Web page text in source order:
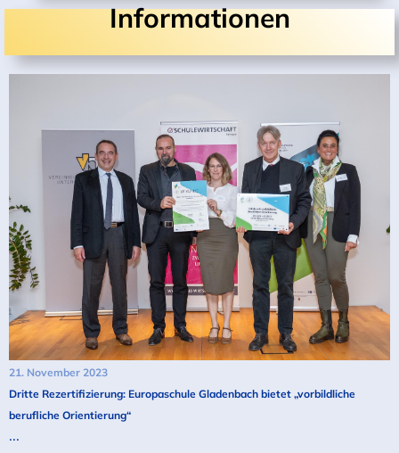
Informationen
21. November 2023
Dritte Rezertifizierung: Europaschule Gladenbach bietet „vorbildliche
berufliche Orientierung“
...